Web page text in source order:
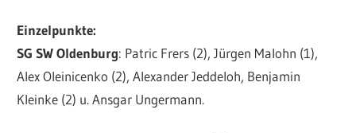
Einzelpunkte:
SG SW Oldenburg: Patric Frers (2), Jürgen Malohn (1),
Alex Oleinicenko (2), Alexander Jeddeloh, Benjamin
Kleinke (2) u. Ansgar Ungermann.